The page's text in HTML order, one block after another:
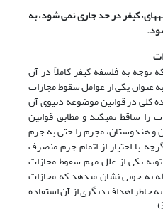
کیفر در حد جاری نمی شود، به
توجه به فلسفه کیفر کاملاً در آن
یکى از عوامل سقوط مجازات
کلى در قوانین موضوعه دنیوی آن
را ساقط نمى‏کند و مطابق قوانین
و هندوستان، مجرم را حتى به جرم
با اختیار از اتمام جرم منصرف
یکى از علل مهم سقوط مجازات
خوبى نشان مى‏دهد که مجازات
خاطر اهداف دیگری از آن استفاده